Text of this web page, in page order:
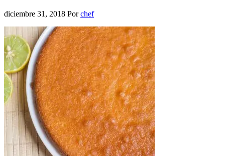
diciembre 31, 2018 Porchef